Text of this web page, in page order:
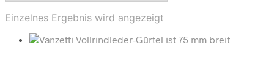
Einzelnes Ergebnis wird angezeigt